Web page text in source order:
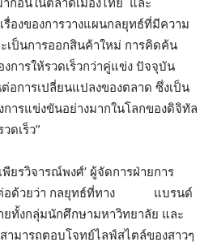
รื่องของการวางแผนกลยุทธ์ที่มีความ
ะเป็นการออกสินค้าใหม่ การคิดค้น
การให้รวดเร็วกว่าคู่แข่ง ปัจจุบัน
อการเปลี่ยนแปลงของตลาด ซึ่งเป็น
ารแข่งขันอย่างมากในโลกของดิจิทัล
ดเร็ว”
ยรวิจารณ์พงศ์’ ผู้จัดการฝ่ายการ
ต่อด้วยว่า กลยุทธ์ที่ทาง แบรนด์
ยทั้งกลุ่มนักศึกษามหาวิทยาลัย และ
มารถตอบโจทย์ไลฟ์สไตล์ของสาวๆ